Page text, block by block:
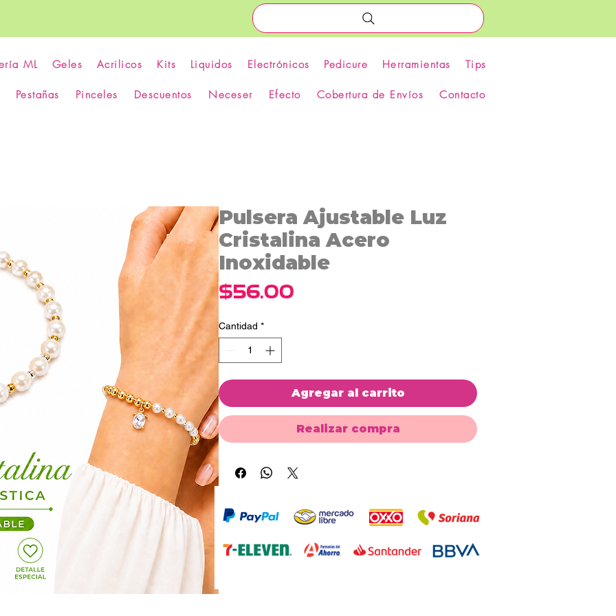
ML Geles Acrilicos Kits Liquidos Electrónicos Pedicure Herramientas Tips
Pestañas Pinceles Descuentos Neceser Efecto Cobertura de Envíos Contacto
Pulsera Ajustable Luz
Cristalina Acero
Inoxidable
$56.00
Cantidad *
Agregar al carrito
Realizar compra